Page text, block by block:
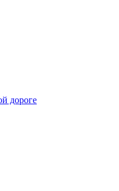
дороге